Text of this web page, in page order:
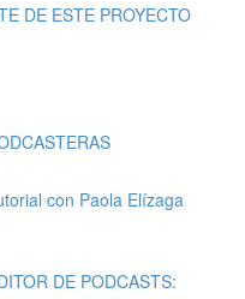
DE ESTE PROYECTO
con Paola Elízaga
DE PODCASTS: